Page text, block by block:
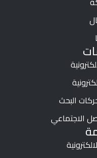
البحث
الاجتماعي